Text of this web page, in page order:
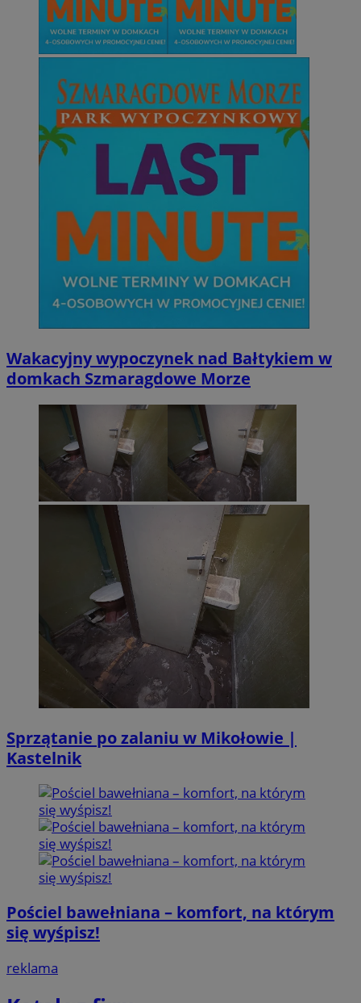
Wakacyjny wypoczynek nad Bałtykiem w
domkach Szmaragdowe Morze
Sprzątanie po zalaniu w Mikołowie |
Kastelnik
Pościel bawełniana – komfort, na którym
się wyśpisz!
reklama